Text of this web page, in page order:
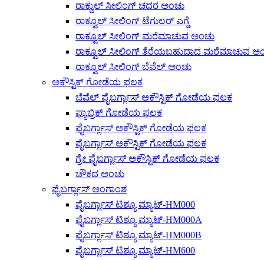
ರಾಕ್ವುಲ್ ಸೀಲಿಂಗ್ ಚದರ ಅಂಚು
ರಾಕ್ವೂಲ್ ಸೀಲಿಂಗ್ ಟೆಗುಲರ್ ಎಗ್ಡೆ
ರಾಕ್ವೂಲ್ ಸೀಲಿಂಗ್ ಮರೆಮಾಚುವ ಅಂಚು
ರಾಕ್ವೂಲ್ ಸೀಲಿಂಗ್ ತೆರೆಯಬಹುದಾದ ಮರೆಮಾಚುವ
ರಾಕ್ವೂಲ್ ಸೀಲಿಂಗ್ ಬೆವೆಲ್ ಅಂಚು
ಅಕೌಸ್ಟಿಕ್ ಗೋಡೆಯ ಫಲಕ
ಬೆವೆಲ್ ಫೈಬರ್ಗ್ಲಾಸ್ ಅಕೌಸ್ಟಿಕ್ ಗೋಡೆಯ ಫಲಕ
ಫ್ಯಾಬ್ರಿಕ್ ಗೋಡೆಯ ಫಲಕ
ಫೈಬರ್ಗ್ಲಾಸ್ ಅಕೌಸ್ಟಿಕ್ ಗೋಡೆಯ ಫಲಕ
ಫೈಬರ್ಗ್ಲಾಸ್ ಅಕೌಸ್ಟಿಕ್ ಗೋಡೆಯ ಫಲಕ
ಗ್ರೇ ಫೈಬರ್ಗ್ಲಾಸ್ ಅಕೌಸ್ಟಿಕ್ ಗೋಡೆಯ ಫಲಕ
ಚೌಕದ ಅಂಚು
ಫೈಬರ್ಗ್ಲಾಸ್ ಅಂಗಾಂಶ
ಫೈಬರ್ಗ್ಲಾಸ್ ಟಿಶ್ಯೂ ಮ್ಯಾಟ್-HM000
ಫೈಬರ್ಗ್ಲಾಸ್ ಟಿಶ್ಯೂ ಮ್ಯಾಟ್-HM000A
ಫೈಬರ್ಗ್ಲಾಸ್ ಟಿಶ್ಯೂ ಮ್ಯಾಟ್-HM000B
ಫೈಬರ್ಗ್ಲಾಸ್ ಟಿಶ್ಯೂ ಮ್ಯಾಟ್-HM600